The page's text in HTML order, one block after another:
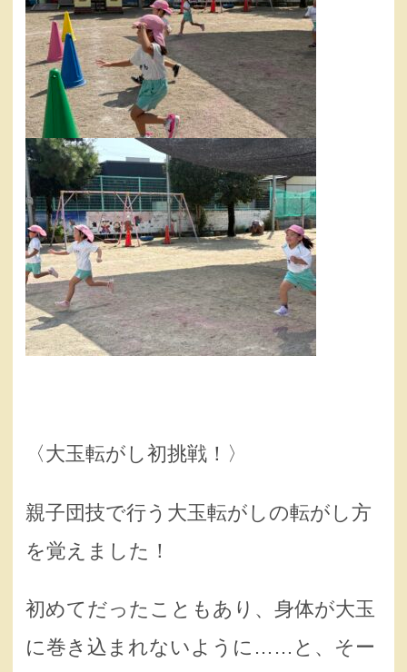
〈大玉転がし初挑戦！〉
親子団技で行う大玉転がしの転がし方
を覚えました！
初めてだったこともあり、身体が大玉
に巻き込まれないように……と、そー